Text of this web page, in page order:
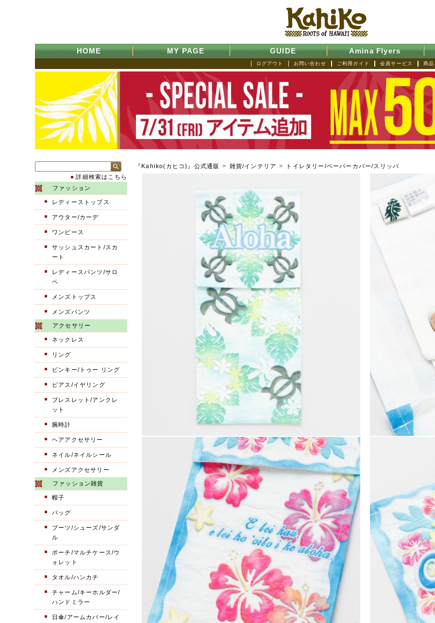
HOME MY PAGE GUIDE Amina Flyers
商
会員サービス
ご利用ガイド
お問い合わせ
ログアウト
『Kahiko(カヒコ)』公式通販 > 雑貨/インテリア > トイレタリー/ペーパーカバー/スリッパ
詳細検索はこちら
ファッション
レディーストップス
アウター/カーデ
ワンピース
サッシュスカート/スカ
ート
レディースパンツ/サロ
ペ
メンズトップス
メンズパンツ
アクセサリー
ネックレス
リング
ピンキー/トゥー リング
ピアス/イヤリング
ブレスレット/アンクレ
ット
腕時計
ヘアアクセサリー
ネイル/ネイルシール
メンズアクセサリー
ファッション雑貨
帽子
バッグ
ブーツ/シューズ/サンダ
ル
ポーチ/マルチケース/ウ
ォレット
タオル/ハンカチ
チャーム/キーホルダー/
ハンドミラー
日傘/アームカバー/レイ